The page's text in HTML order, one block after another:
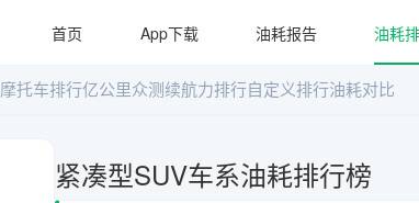
首页 App下载 油耗报告 油耗
摩托车排行亿公里众测续航力排行自定义排行油耗对比
紧凑型SUV车系油耗排行榜